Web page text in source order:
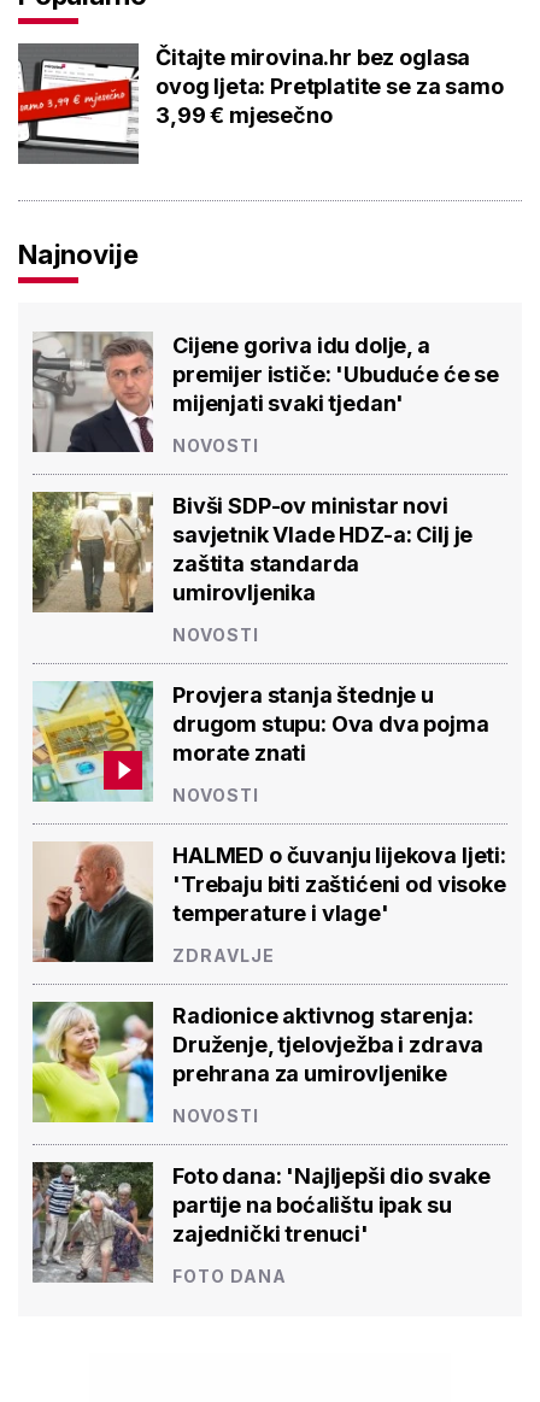
Čitajte mirovina.hr bez oglasa
ovog ljeta: Pretplatite se za samo
3,99 € mjesečno
Najnovije
Cijene goriva idu dolje, a
premijer ističe: 'Ubuduće će se
mijenjati svaki tjedan'
NOVOSTI
Bivši SDP-ov ministar novi
savjetnik Vlade HDZ-a: Cilj je
zaštita standarda
umirovljenika
NOVOSTI
Provjera stanja štednje u
drugom stupu: Ova dva pojma
morate znati
NOVOSTI
HALMED o čuvanju lijekova ljeti:
'Trebaju biti zaštićeni od visoke
temperature i vlage'
ZDRAVLJE
Radionice aktivnog starenja:
Druženje, tjelovježba i zdrava
prehrana za umirovljenike
NOVOSTI
Foto dana: 'Najljepši dio svake
partije na boćalištu ipak su
zajednički trenuci'
FOTO DANA